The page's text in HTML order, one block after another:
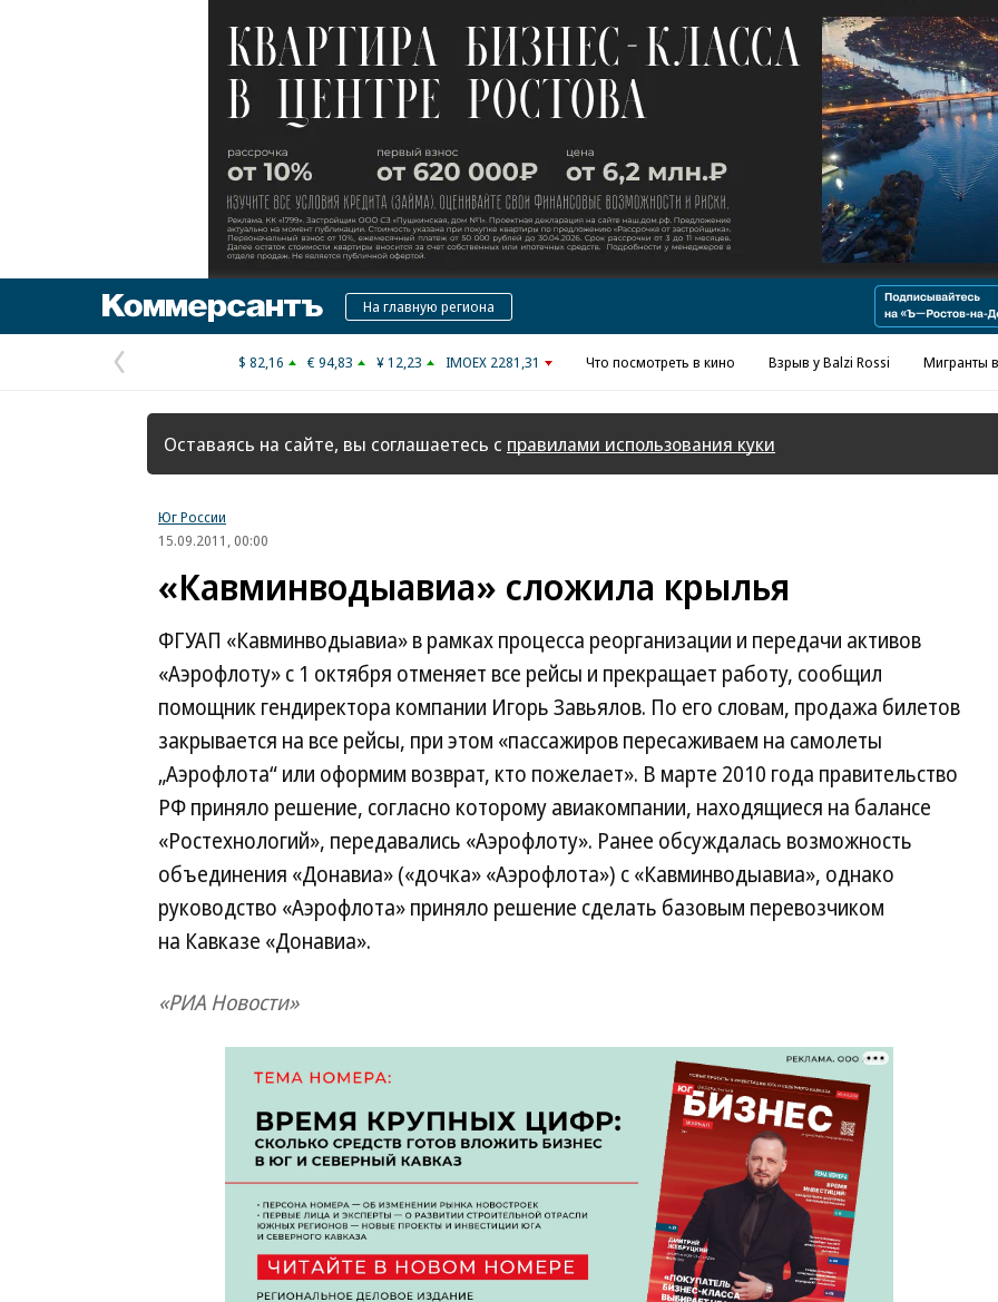
Реклама в «Ъ» www.kommersant.ru/ad
КоммерсантъНа главную региона
Предыдущая
страница
$ 82,16 € 94,83 ¥ 12,23 IMOEX 2281,31 Что посмотреть в кино Взрыв у Balzi Rossi Мигранты
Оставаясь на сайте, вы соглашаетесь с правилами использования куки
Юг России
15.09.2011, 00:00
«Кавминводыавиа» сложила крылья
ФГУАП «Кавминводыавиа» в рамках процесса реорганизации и передачи активов
«Аэрофлоту» с 1 октября отменяет все рейсы и прекращает работу, сообщил
помощник гендиректора компании Игорь Завьялов. По его словам, продажа билетов
закрывается на все рейсы, при этом «пассажиров пересаживаем на самолеты
„Аэрофлота“ или оформим возврат, кто пожелает». В марте 2010 года правительство
РФ приняло решение, согласно которому авиакомпании, находящиеся на балансе
«Ростехнологий», передавались «Аэрофлоту». Ранее обсуждалась возможность
объединения «Донавиа» («дочка» «Аэрофлота») с «Кавминводыавиа», однако
руководство «Аэрофлота» приняло решение сделать базовым перевозчиком
на Кавказе «Донавиа».
«РИА Новости»